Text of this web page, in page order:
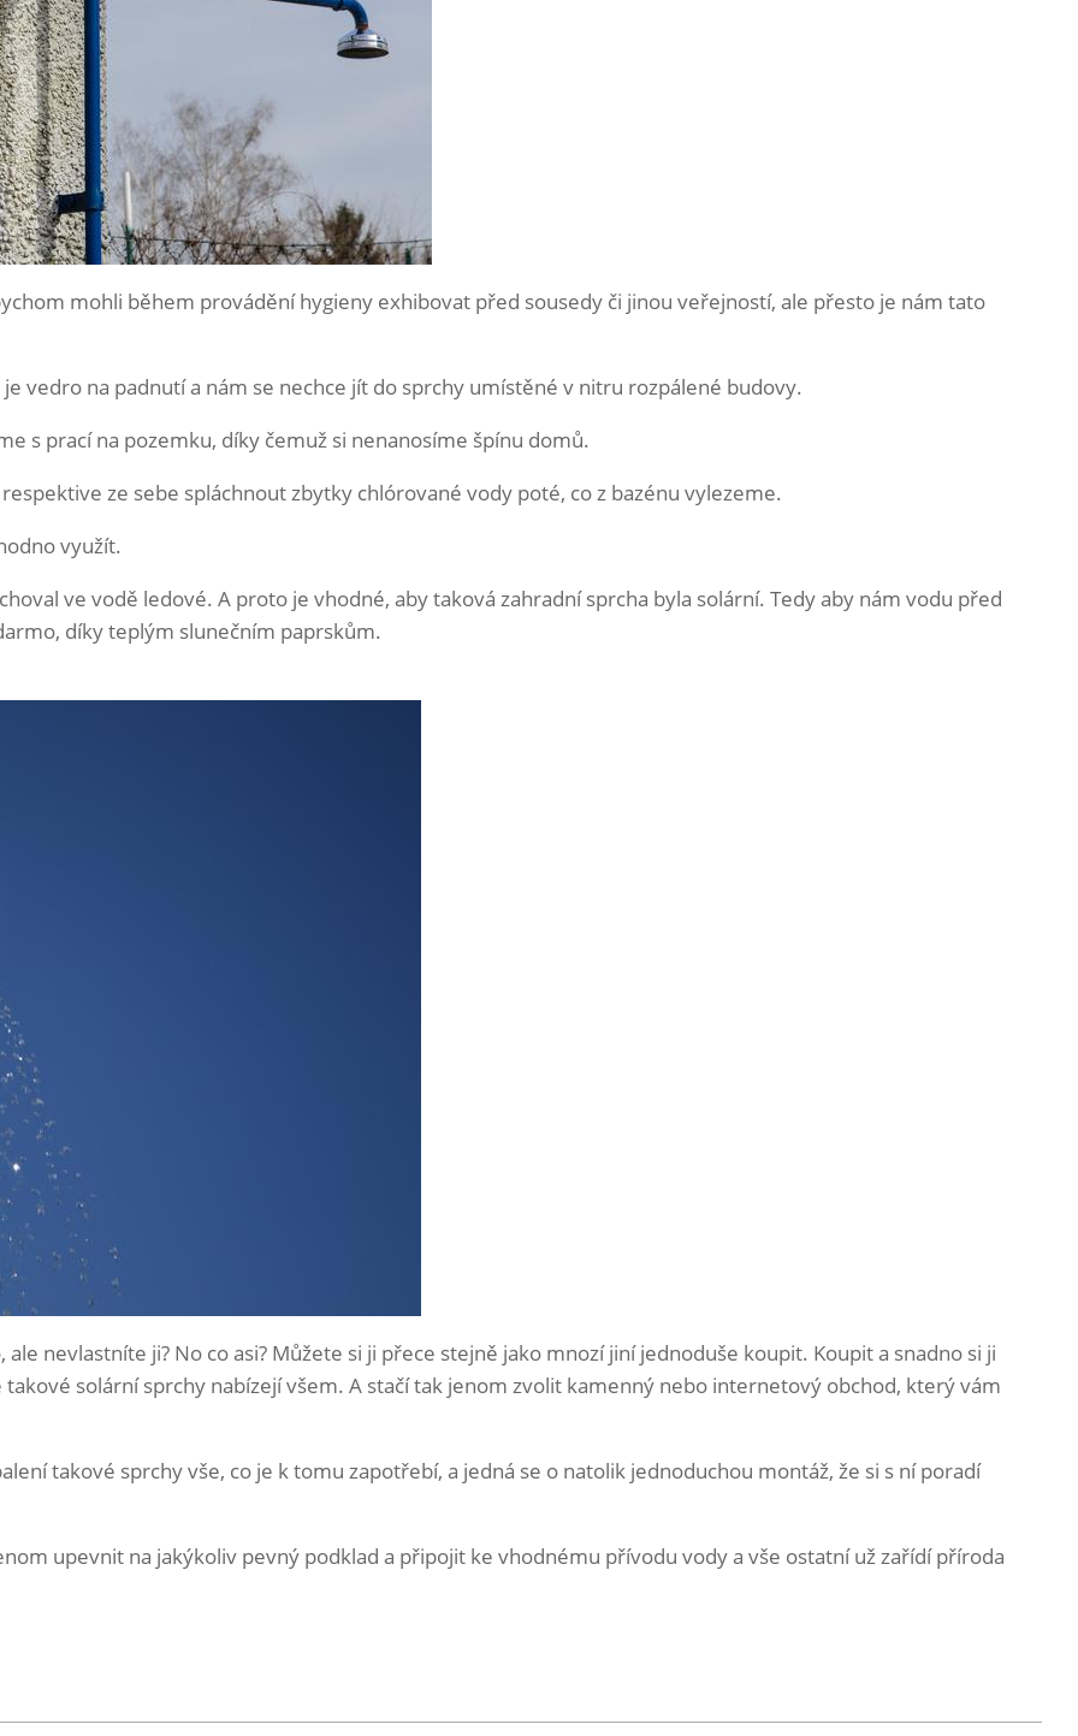
mohli během provádění hygieny exhibovat před sousedy či jinou veřejností, ale přesto je nám tato
vedro na padnutí a nám se nechce jít do sprchy umístěné v nitru rozpálené budovy.
s prací na pozemku, díky čemuž si nenanosíme špínu domů.
ze sebe spláchnout zbytky chlórované vody poté, co z bazénu vylezeme.
využít.
ve vodě ledové. A proto je vhodné, aby taková zahradní sprcha byla solární. Tedy aby nám vodu před
díky teplým slunečním paprskům.
ale nevlastníte ji? No co asi? Můžete si ji přece stejně jako mnozí jiní jednoduše koupit. Koupit a snadno si ji
solární sprchy nabízejí všem. A stačí tak jenom zvolit kamenný nebo internetový obchod, který vám
takové sprchy vše, co je k tomu zapotřebí, a jedná se o natolik jednoduchou montáž, že si s ní poradí
upevnit na jakýkoliv pevný podklad a připojit ke vhodnému přívodu vody a vše ostatní už zařídí příroda